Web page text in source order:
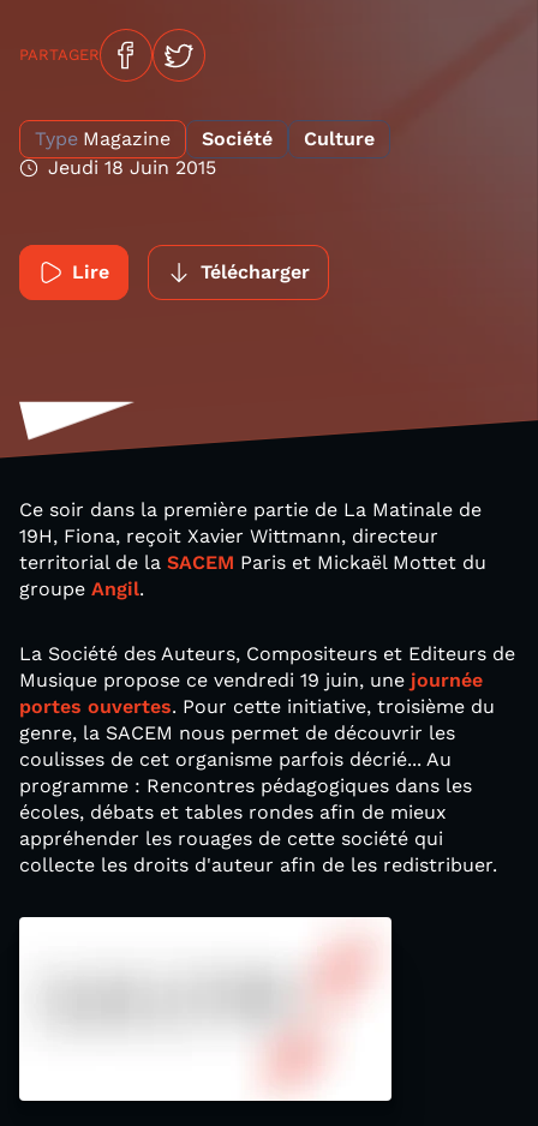
PARTAGER
Type Magazine Société
Culture
Jeudi 18 Juin 2015
Lire Télécharger
Ce soir dans la première partie de La Matinale de
19H, Fiona, reçoit Xavier Wittmann, directeur
territorial de la SACEM Paris et Mickaël Mottet du
groupe Angil.
La Société des Auteurs, Compositeurs et Editeurs de
Musique propose ce vendredi 19 juin, une journée
portes ouvertes. Pour cette initiative, troisième du
genre, la SACEM nous permet de découvrir les
coulisses de cet organisme parfois décrié... Au
programme : Rencontres pédagogiques dans les
écoles, débats et tables rondes afin de mieux
appréhender les rouages de cette société qui
collecte les droits d'auteur afin de les redistribuer.